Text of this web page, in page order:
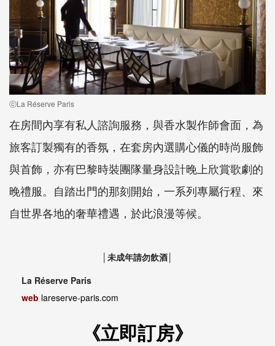
ⓒLa Réserve Paris
在房間內享有私人諮詢服務，與香水製作師會面，為
旅客訂製獨有的香氛，在套房內選購心儀的時尚服飾
與首飾，亦有巴黎時裝團隊量身設計晚上欣賞歌劇的
晚禮服。自踏出門的那刻開始，一系列專屬行程、來
自世界各地的奢華禮遇，於此浪漫等候。
│未成年請勿飲酒│
La Réserve Paris
web lareserve-paris.com
《立即訂房》